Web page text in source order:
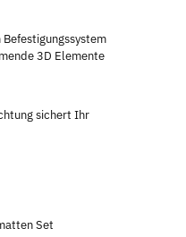
3D Elemente
sichert Ihr
Set